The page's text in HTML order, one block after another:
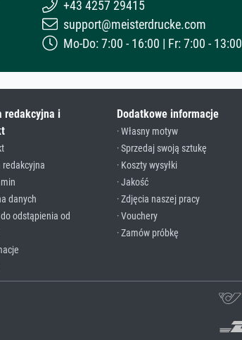
+43 4257 29415
support@meisterdrucke.com
Mo-Do: 7:00 - 16:00 | Fr: 7:00 - 13:00
redakcyjna i
redakcyjna
danych
do odstąpienia od
Dodatkowe informacje
· Własny motyw
· Sprzedaj swoją sztukę
· Koszty wysyłki
· Jakość
· Zdjęcia naszej pracy
· Vouchery
· Zamów próbkę